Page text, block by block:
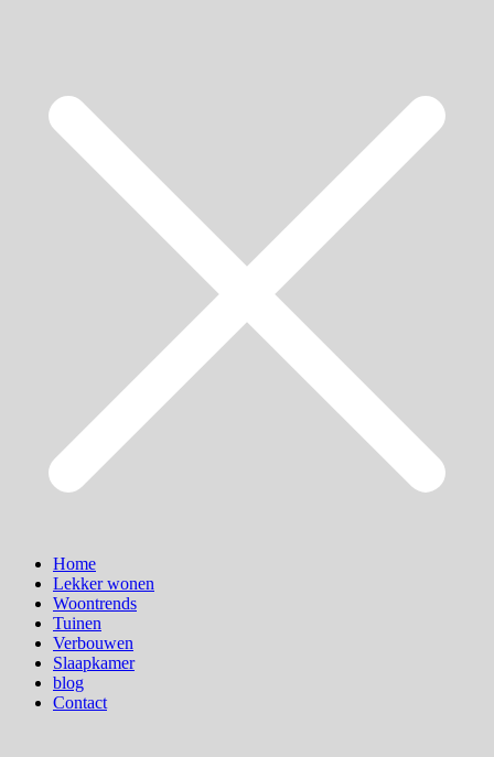
Home
Lekker wonen
Woontrends
Tuinen
Verbouwen
Slaapkamer
blog
Contact